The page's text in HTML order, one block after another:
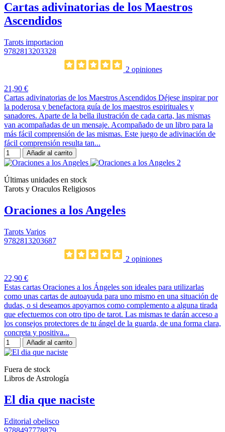
Cartas adivinatorias de los Maestros
Ascendidos
Tarots importacion
9782813203328
2 opiniones
21,90 €
Cartas adivinatorias de los Maestros Ascendidos Déjese inspirar por
la poderosa y benefactora guía de los maestros espirituales y
sanadores. Aparte de la bella ilustración de cada carta, las mismas
van acompañadas de un mensaje. Acompañado de un libro para la
más fácil comprensión de las mismas. Este juego de adivinación de
fácil comprensión resulta tan...
Añadir al carrito
Últimas unidades en stock
Tarots y Oraculos Religiosos
Oraciones a los Angeles
Tarots Varios
9782813203687
2 opiniones
22,90 €
Estas cartas Oraciones a los Ángeles son ideales para utilizarlas
como unas cartas de autoayuda para uno mismo en una situación de
dudas, o si deseamos apoyarnos como complemento a alguna tirada
que efectuemos con otro tipo de tarot. Las mismas te darán acceso a
los consejos protectores de tu ángel de la guarda, de una forma clara,
concreta y positiva...
Añadir al carrito
Fuera de stock
Libros de Astrología
El dia que naciste
Editorial obelisco
9788497778879